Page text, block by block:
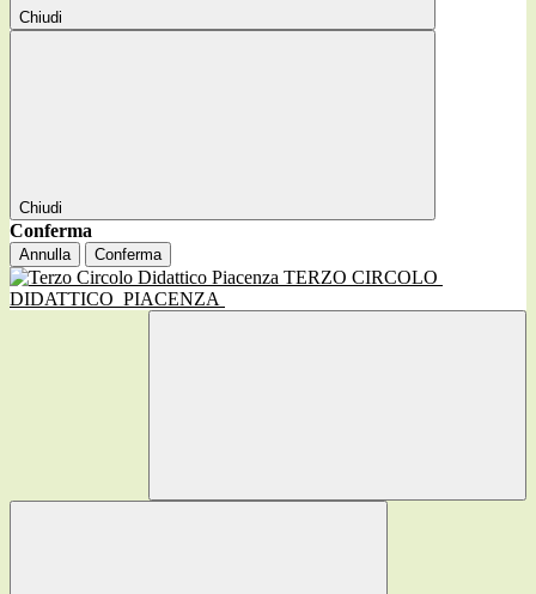
Chiudi
Chiudi
Conferma
Annulla Conferma
TERZO CIRCOLO
DIDATTICO PIACENZA